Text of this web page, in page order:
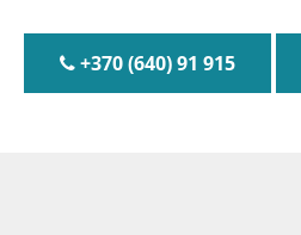
+370 (640) 91 915